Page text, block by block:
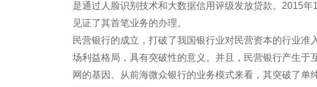
是通过人脸识别技术和大数据信用评级发放贷款。2015
见证了其首笔业务的办理。
民营银行的成立，打破了我国银行业对民营资本的行业
场利益格局，具有突破性的意义。并且，民营银行产生于
网的基因。从前海微众银行的业务模式来看，其突破了